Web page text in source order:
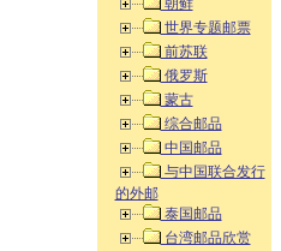
世界专题邮票
前苏联
俄罗斯
蒙古
综合邮品
中国邮品
与中国联合发行
的外邮
泰国邮品
台湾邮品欣赏